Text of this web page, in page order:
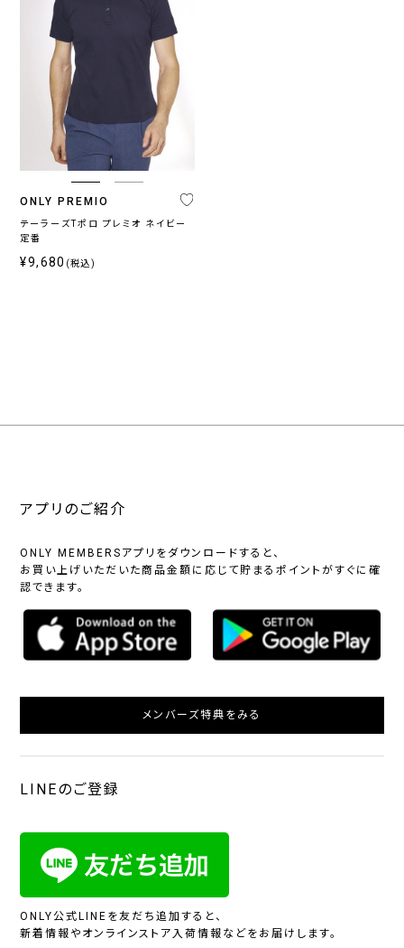
ONLY PREMIO
テーラーズTポロ プレミオ ネイビー
定番
¥9,680 (税込)
アプリのご紹介
ONLY MEMBERSアプリをダウンロードすると、
お買い上げいただいた商品金額に応じて貯まるポイントがすぐに確
認できます。
メンバーズ特典をみる
LINEのご登録
ONLY公式LINEを友だち追加すると、
新着情報やオンラインストア入荷情報などをお届けします。